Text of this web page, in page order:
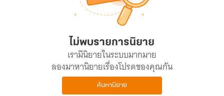
ไม่พบรายการนิยาย
เรามีนิยายในระบบมากมาย
ลองมาหานิยายเรื่องโปรดของคุณกัน
ค้นหานิยาย